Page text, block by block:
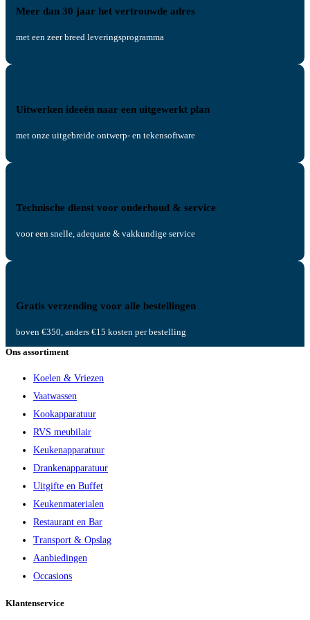
Meer dan 30 jaar het vertrouwde adres
met een zeer breed leveringsprogramma
Uitwerken ideeën naar een uitgewerkt plan
met onze uitgebreide ontwerp- en tekensoftware
Technische dienst voor onderhoud & service
voor een snelle, adequate & vakkundige service
Gratis verzending voor alle bestellingen
boven €350, anders €15 kosten per bestelling
Ons assortiment
Koelen & Vriezen
Vaatwassen
Kookapparatuur
RVS meubilair
Keukenapparatuur
Drankenapparatuur
Uitgifte en Buffet
Keukenmaterialen
Restaurant en Bar
Transport & Opslag
Aanbiedingen
Occasions
Klantenservice